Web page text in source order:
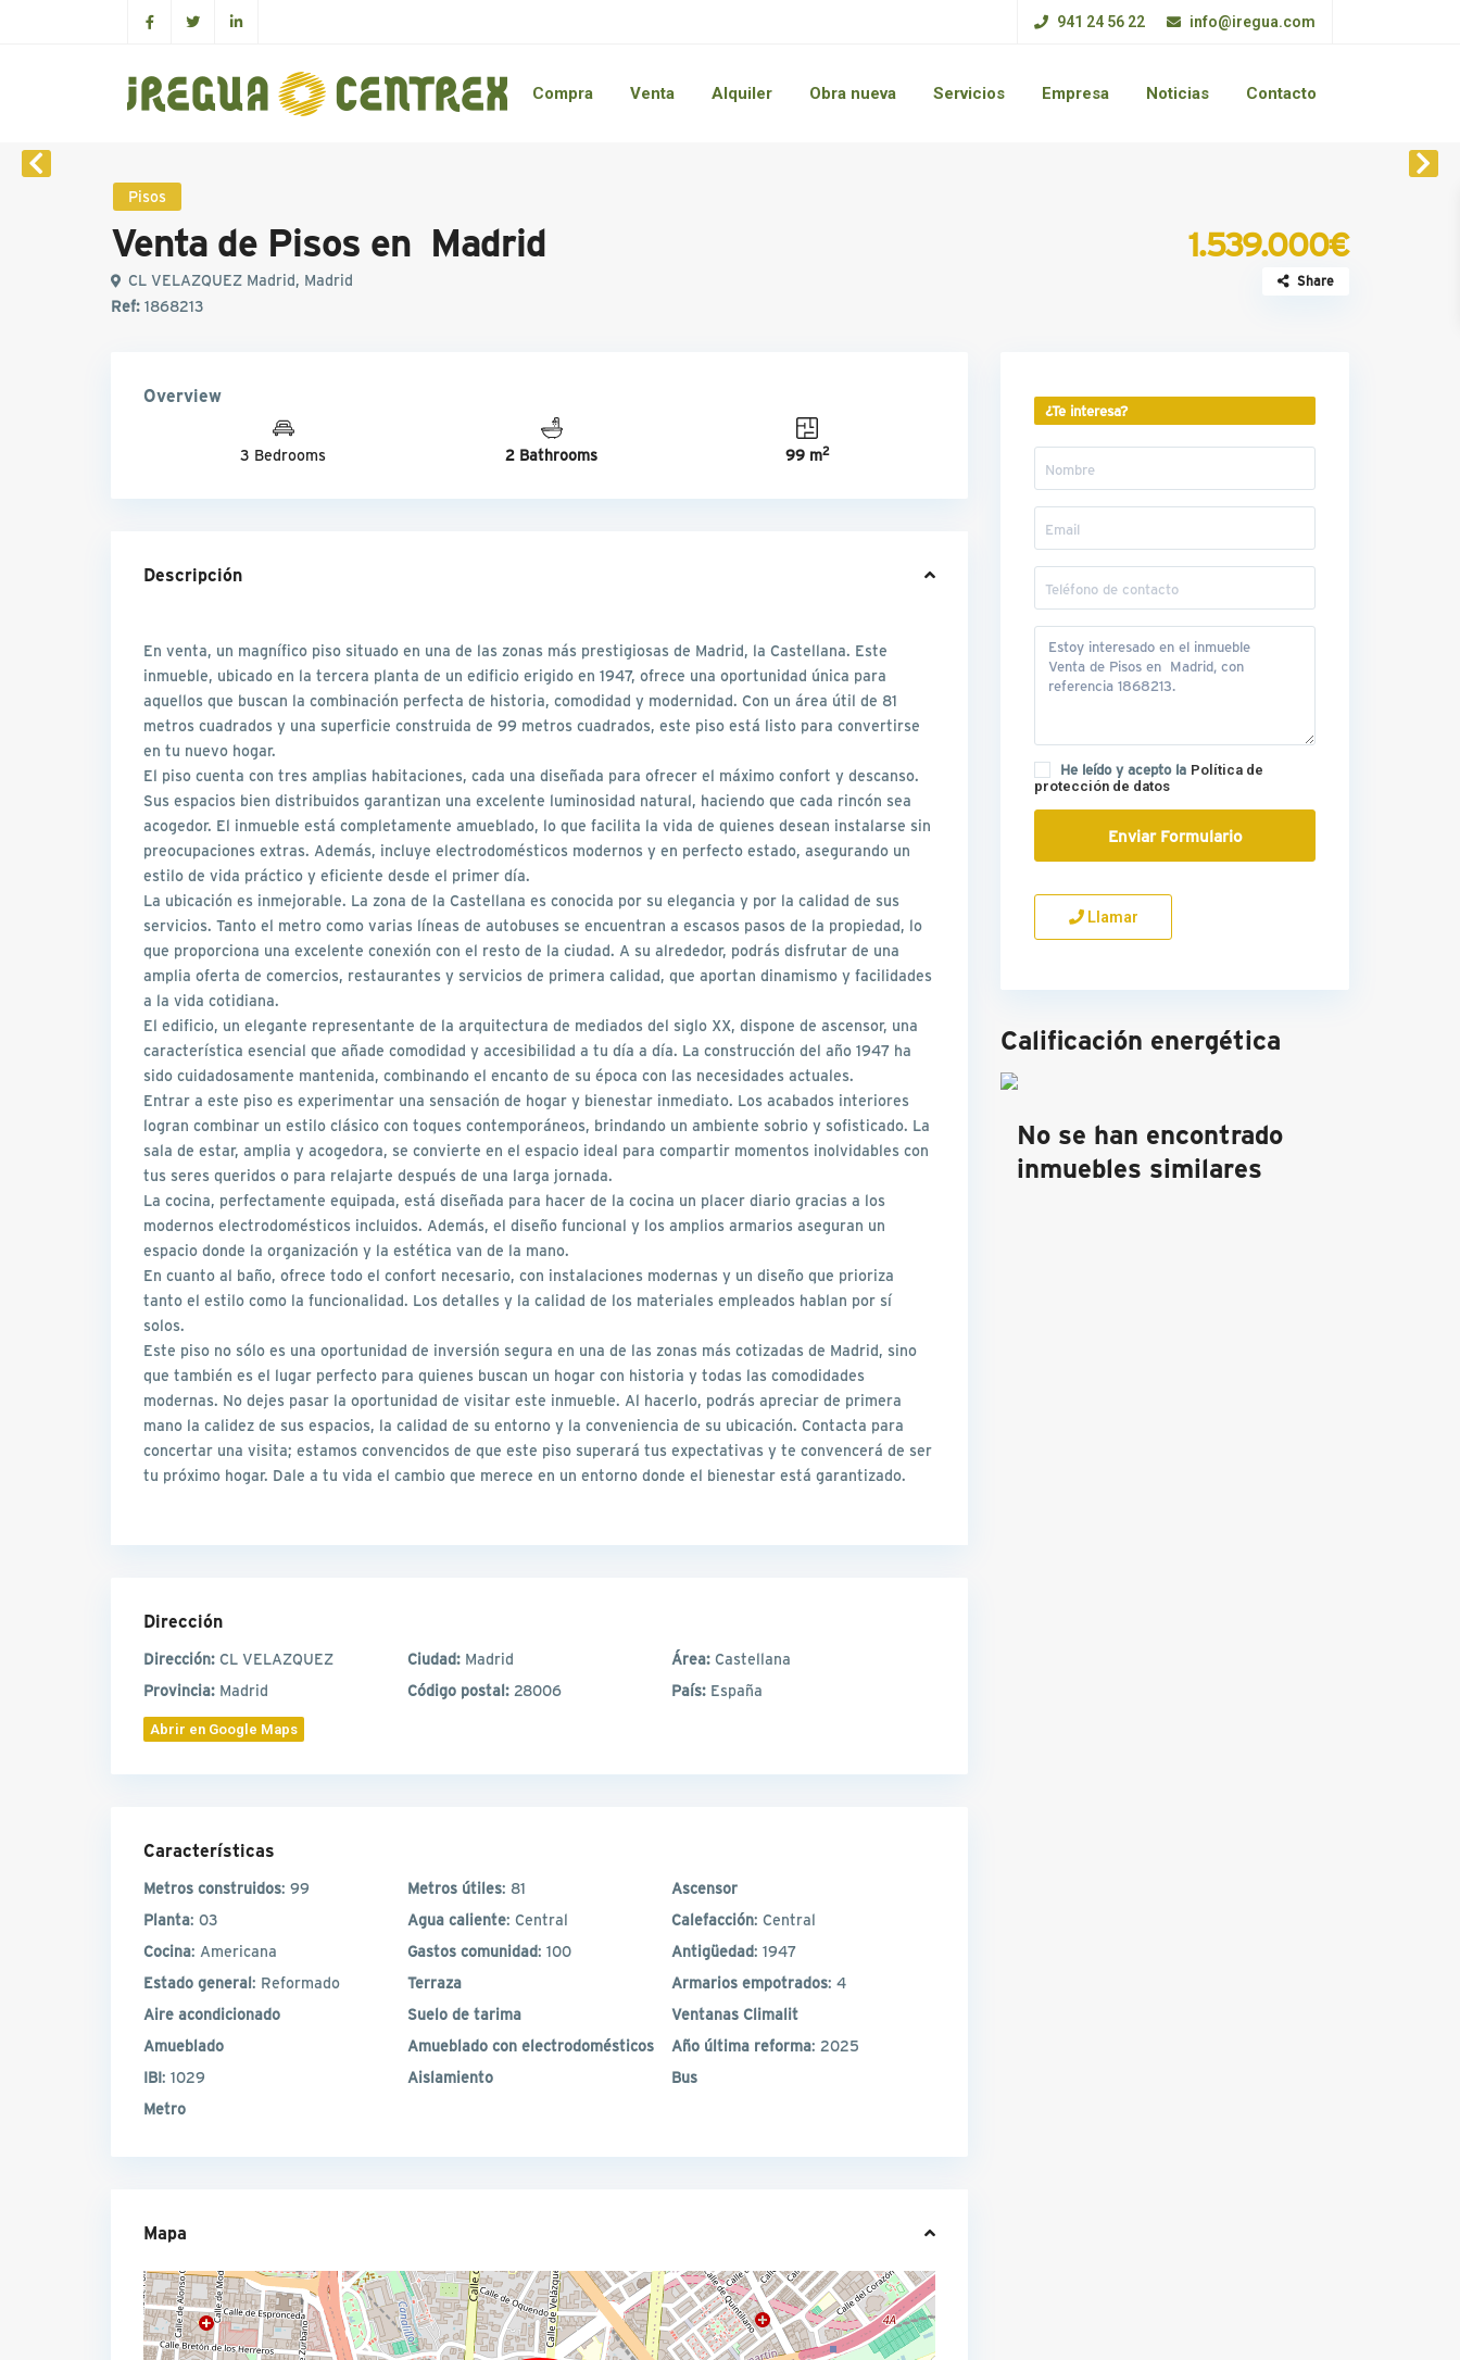
941 24 56 22 info@iregua.com
Compra Venta Alquiler Obra nueva Servicios Empresa Noticias Contacto
Pisos
Venta de Pisos en Madrid 1.539.000€
CL VELAZQUEZ Madrid, Madrid
Ref:1868213
Share
Overview
3 Bedrooms 2 Bathrooms 99 m2
Descripción
En venta, un magnífico piso situado en una de las zonas más prestigiosas de Madrid, la Castellana. Este
inmueble, ubicado en la tercera planta de un edificio erigido en 1947, ofrece una oportunidad única para
aquellos que buscan la combinación perfecta de historia, comodidad y modernidad. Con un área útil de 81
metros cuadrados y una superficie construida de 99 metros cuadrados, este piso está listo para convertirse
en tu nuevo hogar.
El piso cuenta con tres amplias habitaciones, cada una diseñada para ofrecer el máximo confort y descanso.
Sus espacios bien distribuidos garantizan una excelente luminosidad natural, haciendo que cada rincón sea
acogedor. El inmueble está completamente amueblado, lo que facilita la vida de quienes desean instalarse sin
preocupaciones extras. Además, incluye electrodomésticos modernos y en perfecto estado, asegurando un
estilo de vida práctico y eficiente desde el primer día.
La ubicación es inmejorable. La zona de la Castellana es conocida por su elegancia y por la calidad de sus
servicios. Tanto el metro como varias líneas de autobuses se encuentran a escasos pasos de la propiedad, lo
que proporciona una excelente conexión con el resto de la ciudad. A su alrededor, podrás disfrutar de una
amplia oferta de comercios, restaurantes y servicios de primera calidad, que aportan dinamismo y facilidades
a la vida cotidiana.
El edificio, un elegante representante de la arquitectura de mediados del siglo XX, dispone de ascensor, una
característica esencial que añade comodidad y accesibilidad a tu día a día. La construcción del año 1947 ha
sido cuidadosamente mantenida, combinando el encanto de su época con las necesidades actuales.
Entrar a este piso es experimentar una sensación de hogar y bienestar inmediato. Los acabados interiores
logran combinar un estilo clásico con toques contemporáneos, brindando un ambiente sobrio y sofisticado. La
sala de estar, amplia y acogedora, se convierte en el espacio ideal para compartir momentos inolvidables con
tus seres queridos o para relajarte después de una larga jornada.
La cocina, perfectamente equipada, está diseñada para hacer de la cocina un placer diario gracias a los
modernos electrodomésticos incluidos. Además, el diseño funcional y los amplios armarios aseguran un
espacio donde la organización y la estética van de la mano.
En cuanto al baño, ofrece todo el confort necesario, con instalaciones modernas y un diseño que prioriza
tanto el estilo como la funcionalidad. Los detalles y la calidad de los materiales empleados hablan por sí
solos.
Este piso no sólo es una oportunidad de inversión segura en una de las zonas más cotizadas de Madrid, sino
que también es el lugar perfecto para quienes buscan un hogar con historia y todas las comodidades
modernas. No dejes pasar la oportunidad de visitar este inmueble. Al hacerlo, podrás apreciar de primera
mano la calidez de sus espacios, la calidad de su entorno y la conveniencia de su ubicación. Contacta para
concertar una visita; estamos convencidos de que este piso superará tus expectativas y te convencerá de ser
tu próximo hogar. Dale a tu vida el cambio que merece en un entorno donde el bienestar está garantizado.
Dirección
Dirección: CL VELAZQUEZ Ciudad: Madrid Área: Castellana
Provincia: Madrid Código postal: 28006 País: España
Abrir en Google Maps
Características
Metros construidos: 99 Metros útiles: 81
Ascensor
Planta: 03 Agua caliente: Central Calefacción: Central
Cocina: Americana Gastos comunidad: 100 Antigüedad: 1947
Estado general: Reformado Terraza Armarios empotrados: 4
Aire acondicionado
Suelo de tarima
Ventanas Climalit
Amueblado
Amueblado con electrodomésticos Año última reforma: 2025
IBI: 1029 Aislamiento
Bus
Metro
Mapa
¿Te interesa?
He leído y acepto la Política de
protección de datos
Llamar
Calificación energética
No se han encontrado
inmuebles similares